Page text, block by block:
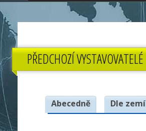
PŘEDCHOZÍ VYSTAVOVATELÉ
Abecedně Dle zemí